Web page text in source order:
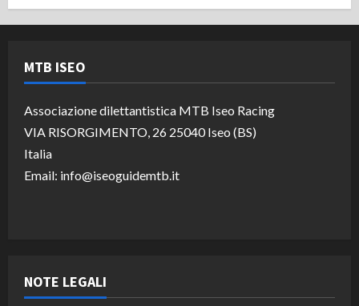
MTB ISEO
Associazione dilettantistica MTB Iseo Racing
VIA RISORGIMENTO, 26 25040 Iseo (BS)
Italia
Email: info@iseoguidemtb.it
NOTE LEGALI